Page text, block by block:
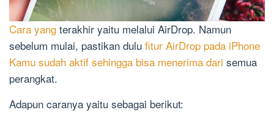
Cara yang terakhir yaitu melalui AirDrop. Namun
sebelum mulai, pastikan dulu fitur AirDrop pada iPhone
Kamu sudah aktif sehingga bisa menerima dari semua
perangkat.
Adapun caranya yaitu sebagai berikut: